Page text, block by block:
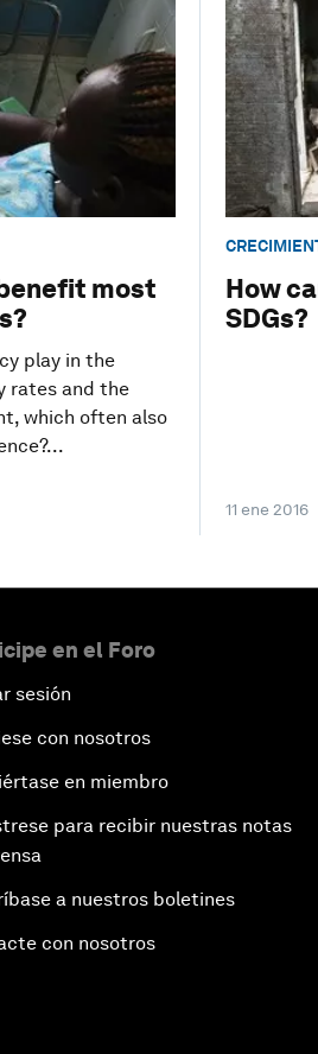
most
play in the
rates and the
which often also
How
SDGs?
11 ene 2016
en el Foro
sesión
con nosotros
en miembro
para recibir nuestras notas
a nuestros boletines
con nosotros